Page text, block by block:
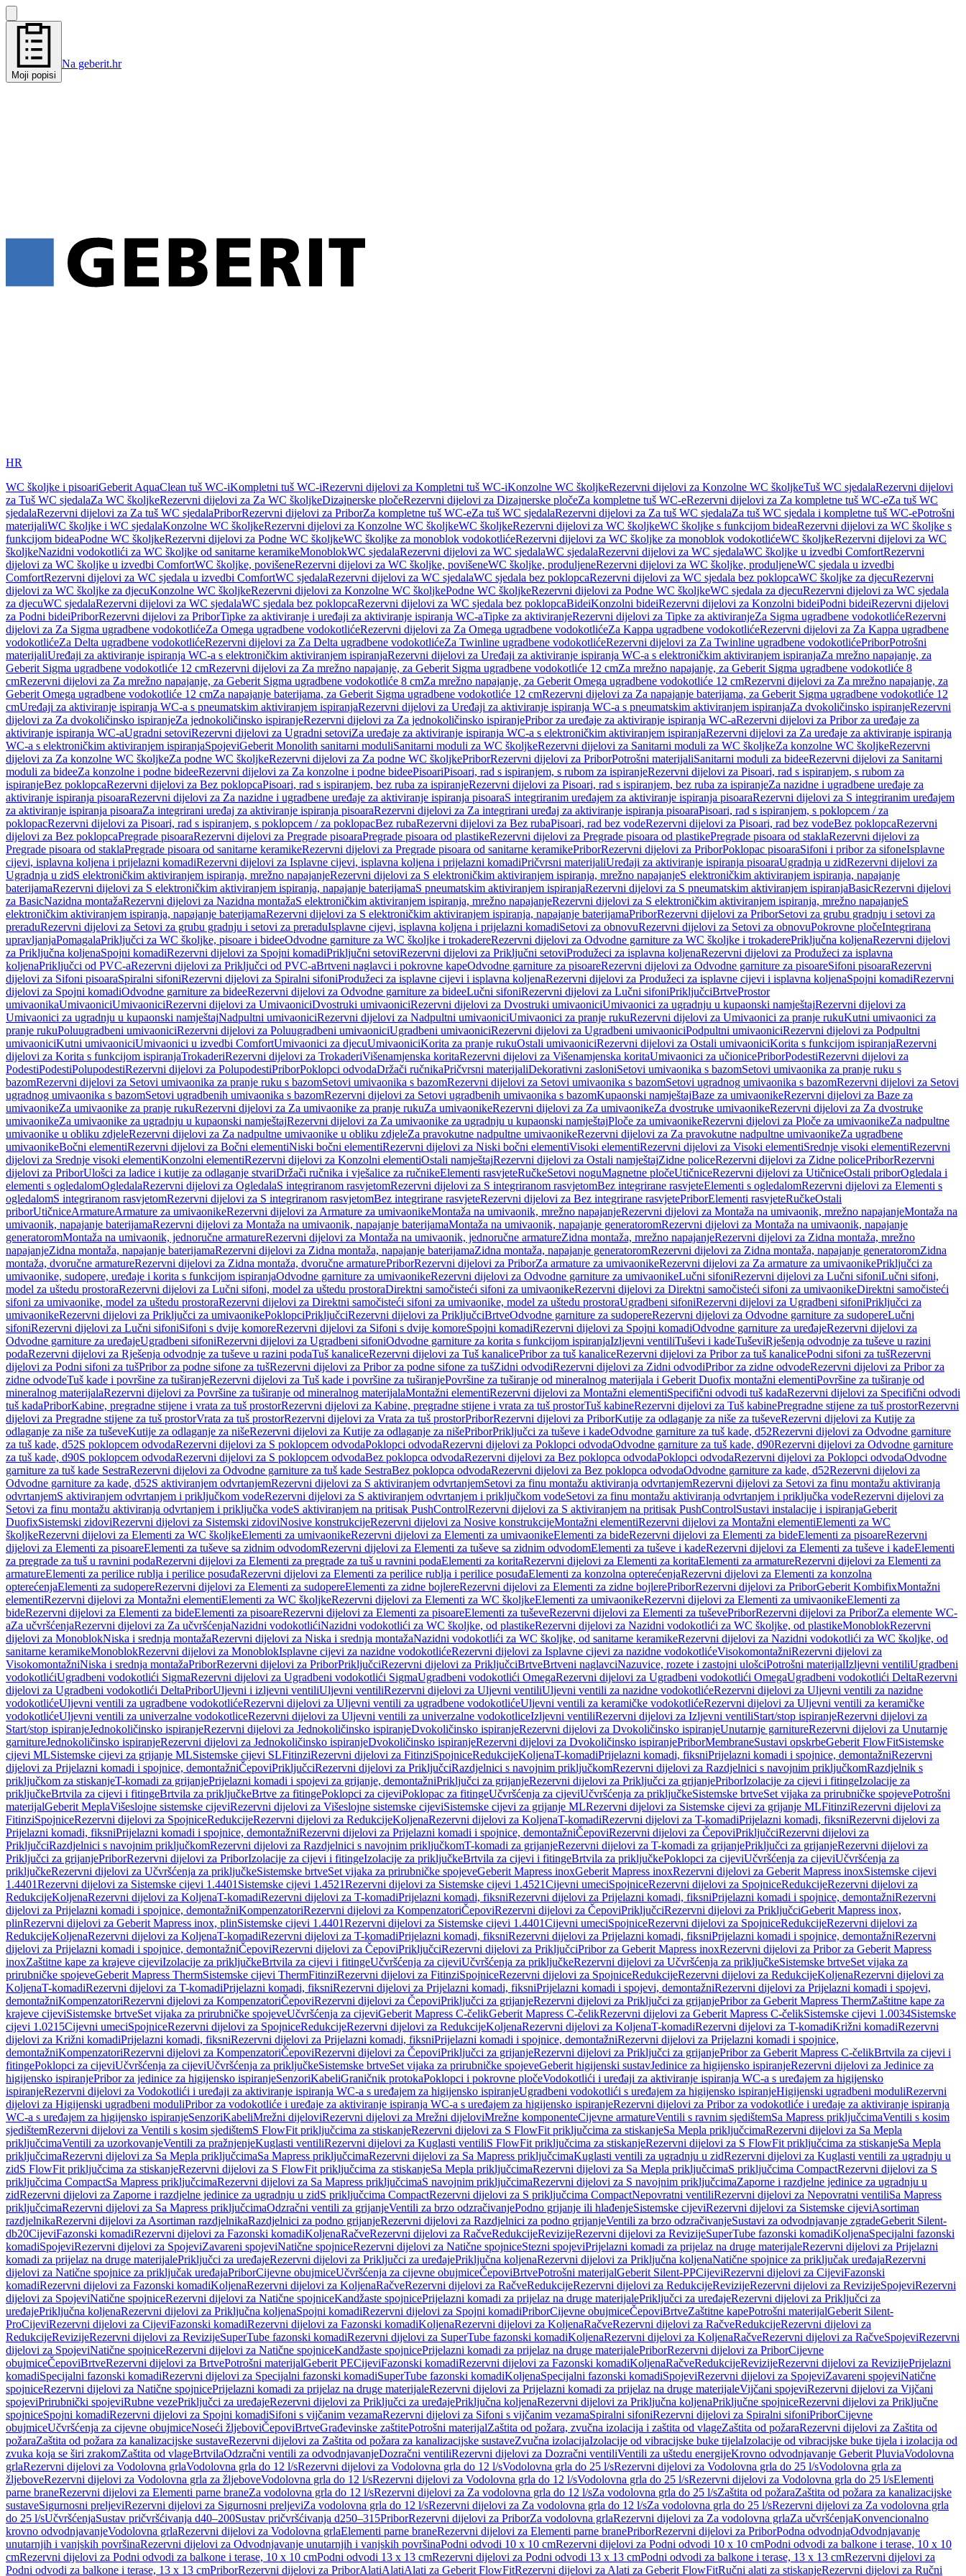
Moji popisi
Na geberit.hr
HR
WC školjke i pisoariGeberit AquaClean tuš WC-iKompletni tuš WC-iRezervni dijelovi za Kompletni tuš WC-iKonzolne WC školjkeRezervni dijelovi za Konzolne WC školjkeTuš WC sjedalaRezervni dijelovi
za Tuš WC sjedalaZa WC školjkeRezervni dijelovi za Za WC školjkeDizajnerske pločeRezervni dijelovi za Dizajnerske pločeZa kompletne tuš WC-eRezervni dijelovi za Za kompletne tuš WC-eZa tuš WC
sjedalaRezervni dijelovi za Za tuš WC sjedalaPriborRezervni dijelovi za PriborZa kompletne tuš WC-eZa tuš WC sjedalaRezervni dijelovi za Za tuš WC sjedalaZa tuš WC sjedala i kompletne tuš WC-ePotrošni
materijaliWC školjke i WC sjedalaKonzolne WC školjkeRezervni dijelovi za Konzolne WC školjkeWC školjkeRezervni dijelovi za WC školjkeWC školjke s funkcijom bideaRezervni dijelovi za WC školjke s
funkcijom bideaPodne WC školjkeRezervni dijelovi za Podne WC školjkeWC školjke za monoblok vodokotlićeRezervni dijelovi za WC školjke za monoblok vodokotlićeWC školjkeRezervni dijelovi za WC
školjkeNazidni vodokotlići za WC školjke od sanitarne keramikeMonoblokWC sjedalaRezervni dijelovi za WC sjedalaWC sjedalaRezervni dijelovi za WC sjedalaWC školjke u izvedbi ComfortRezervni
dijelovi za WC školjke u izvedbi ComfortWC školjke, povišeneRezervni dijelovi za WC školjke, povišeneWC školjke, produljeneRezervni dijelovi za WC školjke, produljeneWC sjedala u izvedbi
ComfortRezervni dijelovi za WC sjedala u izvedbi ComfortWC sjedalaRezervni dijelovi za WC sjedalaWC sjedala bez poklopcaRezervni dijelovi za WC sjedala bez poklopcaWC školjke za djecuRezervni
dijelovi za WC školjke za djecuKonzolne WC školjkeRezervni dijelovi za Konzolne WC školjkePodne WC školjkeRezervni dijelovi za Podne WC školjkeWC sjedala za djecuRezervni dijelovi za WC sjedala
za djecuWC sjedalaRezervni dijelovi za WC sjedalaWC sjedala bez poklopcaRezervni dijelovi za WC sjedala bez poklopcaBideiKonzolni bideiRezervni dijelovi za Konzolni bideiPodni bideiRezervni dijelovi
za Podni bideiPriborRezervni dijelovi za PriborTipke za aktiviranje i uređaji za aktiviranje ispiranja WC-aTipke za aktiviranjeRezervni dijelovi za Tipke za aktiviranjeZa Sigma ugradbene vodokotlićeRezervni
dijelovi za Za Sigma ugradbene vodokotlićeZa Omega ugradbene vodokotlićeRezervni dijelovi za Za Omega ugradbene vodokotlićeZa Kappa ugradbene vodokotlićeRezervni dijelovi za Za Kappa ugradbene
vodokotlićeZa Delta ugradbene vodokotlićeRezervni dijelovi za Za Delta ugradbene vodokotlićeZa Twinline ugradbene vodokotlićeRezervni dijelovi za Za Twinline ugradbene vodokotlićePriborPotrošni
materijaliUređaji za aktiviranje ispiranja WC-a s elektroničkim aktiviranjem ispiranjaRezervni dijelovi za Uređaji za aktiviranje ispiranja WC-a s elektroničkim aktiviranjem ispiranjaZa mrežno napajanje, za
Geberit Sigma ugradbene vodokotliće 12 cmRezervni dijelovi za Za mrežno napajanje, za Geberit Sigma ugradbene vodokotliće 12 cmZa mrežno napajanje, za Geberit Sigma ugradbene vodokotliće 8
cmRezervni dijelovi za Za mrežno napajanje, za Geberit Sigma ugradbene vodokotliće 8 cmZa mrežno napajanje, za Geberit Omega ugradbene vodokotliće 12 cmRezervni dijelovi za Za mrežno napajanje, za
Geberit Omega ugradbene vodokotliće 12 cmZa napajanje baterijama, za Geberit Sigma ugradbene vodokotliće 12 cmRezervni dijelovi za Za napajanje baterijama, za Geberit Sigma ugradbene vodokotliće 12
cmUređaji za aktiviranje ispiranja WC-a s pneumatskim aktiviranjem ispiranjaRezervni dijelovi za Uređaji za aktiviranje ispiranja WC-a s pneumatskim aktiviranjem ispiranjaZa dvokoličinsko ispiranjeRezervni
dijelovi za Za dvokoličinsko ispiranjeZa jednokoličinsko ispiranjeRezervni dijelovi za Za jednokoličinsko ispiranjePribor za uređaje za aktiviranje ispiranja WC-aRezervni dijelovi za Pribor za uređaje za
aktiviranje ispiranja WC-aUgradni setoviRezervni dijelovi za Ugradni setoviZa uređaje za aktiviranje ispiranja WC-a s elektroničkim aktiviranjem ispiranjaRezervni dijelovi za Za uređaje za aktiviranje ispiranja
WC-a s elektroničkim aktiviranjem ispiranjaSpojeviGeberit Monolith sanitarni moduliSanitarni moduli za WC školjkeRezervni dijelovi za Sanitarni moduli za WC školjkeZa konzolne WC školjkeRezervni
dijelovi za Za konzolne WC školjkeZa podne WC školjkeRezervni dijelovi za Za podne WC školjkePriborRezervni dijelovi za PriborPotrošni materijaliSanitarni moduli za bideeRezervni dijelovi za Sanitarni
moduli za bideeZa konzolne i podne bideeRezervni dijelovi za Za konzolne i podne bideePisoariPisoari, rad s ispiranjem, s rubom za ispiranjeRezervni dijelovi za Pisoari, rad s ispiranjem, s rubom za
ispiranjeBez poklopcaRezervni dijelovi za Bez poklopcaPisoari, rad s ispiranjem, bez ruba za ispiranjeRezervni dijelovi za Pisoari, rad s ispiranjem, bez ruba za ispiranjeZa nazidne i ugradbene uređaje za
aktiviranje ispiranja pisoaraRezervni dijelovi za Za nazidne i ugradbene uređaje za aktiviranje ispiranja pisoaraS integriranim uređajem za aktiviranje ispiranja pisoaraRezervni dijelovi za S integriranim uređajem
za aktiviranje ispiranja pisoaraZa integrirani uređaj za aktiviranje ispiranja pisoaraRezervni dijelovi za Za integrirani uređaj za aktiviranje ispiranja pisoaraPisoari, rad s ispiranjem, s poklopcem / za
poklopacRezervni dijelovi za Pisoari, rad s ispiranjem, s poklopcem / za poklopacBez rubaRezervni dijelovi za Bez rubaPisoari, rad bez vodeRezervni dijelovi za Pisoari, rad bez vodeBez poklopcaRezervni
dijelovi za Bez poklopcaPregrade pisoaraRezervni dijelovi za Pregrade pisoaraPregrade pisoara od plastikeRezervni dijelovi za Pregrade pisoara od plastikePregrade pisoara od staklaRezervni dijelovi za
Pregrade pisoara od staklaPregrade pisoara od sanitarne keramikeRezervni dijelovi za Pregrade pisoara od sanitarne keramikePriborRezervni dijelovi za PriborPoklopac pisoaraSifoni i pribor za sifoneIsplavne
cijevi, isplavna koljena i prijelazni komadiRezervni dijelovi za Isplavne cijevi, isplavna koljena i prijelazni komadiPričvrsni materijaliUređaji za aktiviranje ispiranja pisoaraUgradnja u zidRezervni dijelovi za
Ugradnja u zidS elektroničkim aktiviranjem ispiranja, mrežno napajanjeRezervni dijelovi za S elektroničkim aktiviranjem ispiranja, mrežno napajanjeS elektroničkim aktiviranjem ispiranja, napajanje
baterijamaRezervni dijelovi za S elektroničkim aktiviranjem ispiranja, napajanje baterijamaS pneumatskim aktiviranjem ispiranjaRezervni dijelovi za S pneumatskim aktiviranjem ispiranjaBasicRezervni dijelovi
za BasicNazidna montažaRezervni dijelovi za Nazidna montažaS elektroničkim aktiviranjem ispiranja, mrežno napajanjeRezervni dijelovi za S elektroničkim aktiviranjem ispiranja, mrežno napajanjeS
elektroničkim aktiviranjem ispiranja, napajanje baterijamaRezervni dijelovi za S elektroničkim aktiviranjem ispiranja, napajanje baterijamaPriborRezervni dijelovi za PriborSetovi za grubu gradnju i setovi za
preraduRezervni dijelovi za Setovi za grubu gradnju i setovi za preraduIsplavne cijevi, isplavna koljena i prijelazni komadiSetovi za obnovuRezervni dijelovi za Setovi za obnovuPokrovne pločeIntegrirana
upravljanjaPomagalaPriključci za WC školjke, pisoare i bideeOdvodne garniture za WC školjke i trokadereRezervni dijelovi za Odvodne garniture za WC školjke i trokaderePriključna koljenaRezervni dijelovi
za Priključna koljenaSpojni komadiRezervni dijelovi za Spojni komadiPriključni setoviRezervni dijelovi za Priključni setoviProdužeci za isplavna koljenaRezervni dijelovi za Produžeci za isplavna
koljenaPriključci od PVC-aRezervni dijelovi za Priključci od PVC-aBrtveni naglavci i pokrovne kapeOdvodne garniture za pisoareRezervni dijelovi za Odvodne garniture za pisoareSifoni pisoaraRezervni
dijelovi za Sifoni pisoaraSpiralni sifoniRezervni dijelovi za Spiralni sifoniProdužeci za isplavne cijevi i isplavna koljenaRezervni dijelovi za Produžeci za isplavne cijevi i isplavna koljenaSpojni komadiRezervni
dijelovi za Spojni komadiOdvodne garniture za bideeRezervni dijelovi za Odvodne garniture za bideeLučni sifoniRezervni dijelovi za Lučni sifoniPriključciBrtveProstor
umivaonikaUmivaoniciUmivaoniciRezervni dijelovi za UmivaoniciDvostruki umivaoniciRezervni dijelovi za Dvostruki umivaoniciUmivaonici za ugradnju u kupaonski namještajRezervni dijelovi za
Umivaonici za ugradnju u kupaonski namještajNadpultni umivaoniciRezervni dijelovi za Nadpultni umivaoniciUmivaonici za pranje rukuRezervni dijelovi za Umivaonici za pranje rukuKutni umivaonici za
pranje rukuPoluugradbeni umivaoniciRezervni dijelovi za Poluugradbeni umivaoniciUgradbeni umivaoniciRezervni dijelovi za Ugradbeni umivaoniciPodpultni umivaoniciRezervni dijelovi za Podpultni
umivaoniciKutni umivaoniciUmivaonici u izvedbi ComfortUmivaonici za djecuUmivaoniciKorita za pranje rukuOstali umivaoniciRezervni dijelovi za Ostali umivaoniciKorita s funkcijom ispiranjaRezervni
dijelovi za Korita s funkcijom ispiranjaTrokaderiRezervni dijelovi za TrokaderiVišenamjenska koritaRezervni dijelovi za Višenamjenska koritaUmivaonici za učionicePriborPodestiRezervni dijelovi za
PodestiPodestiPolupodestiRezervni dijelovi za PolupodestiPriborPoklopci odvodaDržači ručnikaPričvrsni materijaliDekorativni zasloniSetovi umivaonika s bazomSetovi umivaonika za pranje ruku s
bazomRezervni dijelovi za Setovi umivaonika za pranje ruku s bazomSetovi umivaonika s bazomRezervni dijelovi za Setovi umivaonika s bazomSetovi ugradnog umivaonika s bazomRezervni dijelovi za Setovi
ugradnog umivaonika s bazomSetovi ugradbenih umivaonika s bazomRezervni dijelovi za Setovi ugradbenih umivaonika s bazomKupaonski namještajBaze za umivaonikeRezervni dijelovi za Baze za
umivaonikeZa umivaonike za pranje rukuRezervni dijelovi za Za umivaonike za pranje rukuZa umivaonikeRezervni dijelovi za Za umivaonikeZa dvostruke umivaonikeRezervni dijelovi za Za dvostruke
umivaonikeZa umivaonike za ugradnju u kupaonski namještajRezervni dijelovi za Za umivaonike za ugradnju u kupaonski namještajPloče za umivaonikeRezervni dijelovi za Ploče za umivaonikeZa nadpultne
umivaonike u obliku zdjeleRezervni dijelovi za Za nadpultne umivaonike u obliku zdjeleZa pravokutne nadpultne umivaonikeRezervni dijelovi za Za pravokutne nadpultne umivaonikeZa ugradbene
umivaonikeBočni elementiRezervni dijelovi za Bočni elementiNiski bočni elementiRezervni dijelovi za Niski bočni elementiVisoki elementiRezervni dijelovi za Visoki elementiSrednje visoki elementiRezervni
dijelovi za Srednje visoki elementiKonzolni elementiRezervni dijelovi za Konzolni elementiOstali namještajRezervni dijelovi za Ostali namještajZidne policeRezervni dijelovi za Zidne policePriborRezervni
dijelovi za PriborUlošci za ladice i kutije za odlaganje stvariDržači ručnika i vješalice za ručnikeElementi rasvjeteRučkeSetovi noguMagnetne pločeUtičniceRezervni dijelovi za UtičniceOstali priborOgledala i
elementi s ogledalomOgledalaRezervni dijelovi za OgledalaS integriranom rasvjetomRezervni dijelovi za S integriranom rasvjetomBez integrirane rasvjeteElementi s ogledalomRezervni dijelovi za Elementi s
ogledalomS integriranom rasvjetomRezervni dijelovi za S integriranom rasvjetomBez integrirane rasvjeteRezervni dijelovi za Bez integrirane rasvjetePriborElementi rasvjeteRučkeOstali
priborUtičniceArmatureArmature za umivaonikeRezervni dijelovi za Armature za umivaonikeMontaža na umivaonik, mrežno napajanjeRezervni dijelovi za Montaža na umivaonik, mrežno napajanjeMontaža na
umivaonik, napajanje baterijamaRezervni dijelovi za Montaža na umivaonik, napajanje baterijamaMontaža na umivaonik, napajanje generatoromRezervni dijelovi za Montaža na umivaonik, napajanje
generatoromMontaža na umivaonik, jednoručne armatureRezervni dijelovi za Montaža na umivaonik, jednoručne armatureZidna montaža, mrežno napajanjeRezervni dijelovi za Zidna montaža, mrežno
napajanjeZidna montaža, napajanje baterijamaRezervni dijelovi za Zidna montaža, napajanje baterijamaZidna montaža, napajanje generatoromRezervni dijelovi za Zidna montaža, napajanje generatoromZidna
montaža, dvoručne armatureRezervni dijelovi za Zidna montaža, dvoručne armaturePriborRezervni dijelovi za PriborZa armature za umivaonikeRezervni dijelovi za Za armature za umivaonikePriključci za
umivaonike, sudopere, uređaje i korita s funkcijom ispiranjaOdvodne garniture za umivaonikeRezervni dijelovi za Odvodne garniture za umivaonikeLučni sifoniRezervni dijelovi za Lučni sifoniLučni sifoni,
model za uštedu prostoraRezervni dijelovi za Lučni sifoni, model za uštedu prostoraDirektni samočisteći sifoni za umivaonikeRezervni dijelovi za Direktni samočisteći sifoni za umivaonikeDirektni samočisteći
sifoni za umivaonike, model za uštedu prostoraRezervni dijelovi za Direktni samočisteći sifoni za umivaonike, model za uštedu prostoraUgradbeni sifoniRezervni dijelovi za Ugradbeni sifoniPriključci za
umivaonikeRezervni dijelovi za Priključci za umivaonikePoklopciPriključciRezervni dijelovi za PriključciBrtveOdvodne garniture za sudopereRezervni dijelovi za Odvodne garniture za sudopereLučni
sifoniRezervni dijelovi za Lučni sifoniSifoni s dvije komoreRezervni dijelovi za Sifoni s dvije komoreSpojni komadiRezervni dijelovi za Spojni komadiOdvodne garniture za uređajeRezervni dijelovi za
Odvodne garniture za uređajeUgradbeni sifoniRezervni dijelovi za Ugradbeni sifoniOdvodne garniture za korita s funkcijom ispiranjaIzljevni ventiliTuševi i kadeTuševiRješenja odvodnje za tuševe u razini
podaRezervni dijelovi za Rješenja odvodnje za tuševe u razini podaTuš kanaliceRezervni dijelovi za Tuš kanalicePribor za tuš kanaliceRezervni dijelovi za Pribor za tuš kanalicePodni sifoni za tušRezervni
dijelovi za Podni sifoni za tušPribor za podne sifone za tušRezervni dijelovi za Pribor za podne sifone za tušZidni odvodiRezervni dijelovi za Zidni odvodiPribor za zidne odvodeRezervni dijelovi za Pribor za
zidne odvodeTuš kade i površine za tuširanjeRezervni dijelovi za Tuš kade i površine za tuširanjePovršine za tuširanje od mineralnog materijala i Geberit Duofix montažni elementiPovršine za tuširanje od
mineralnog materijalaRezervni dijelovi za Površine za tuširanje od mineralnog materijalaMontažni elementiRezervni dijelovi za Montažni elementiSpecifični odvodi tuš kadaRezervni dijelovi za Specifični odvodi
tuš kadaPriborKabine, pregradne stijene i vrata za tuš prostorRezervni dijelovi za Kabine, pregradne stijene i vrata za tuš prostorTuš kabineRezervni dijelovi za Tuš kabinePregradne stijene za tuš prostorRezervni
dijelovi za Pregradne stijene za tuš prostorVrata za tuš prostorRezervni dijelovi za Vrata za tuš prostorPriborRezervni dijelovi za PriborKutije za odlaganje za niše za tuševeRezervni dijelovi za Kutije za
odlaganje za niše za tuševeKutije za odlaganje za nišeRezervni dijelovi za Kutije za odlaganje za nišePriborPriključci za tuševe i kadeOdvodne garniture za tuš kade, d52Rezervni dijelovi za Odvodne garniture
za tuš kade, d52S poklopcem odvodaRezervni dijelovi za S poklopcem odvodaPoklopci odvodaRezervni dijelovi za Poklopci odvodaOdvodne garniture za tuš kade, d90Rezervni dijelovi za Odvodne garniture
za tuš kade, d90S poklopcem odvodaRezervni dijelovi za S poklopcem odvodaBez poklopca odvodaRezervni dijelovi za Bez poklopca odvodaPoklopci odvodaRezervni dijelovi za Poklopci odvodaOdvodne
garniture za tuš kade SestraRezervni dijelovi za Odvodne garniture za tuš kade SestraBez poklopca odvodaRezervni dijelovi za Bez poklopca odvodaOdvodne garniture za kade, d52Rezervni dijelovi za
Odvodne garniture za kade, d52S aktiviranjem odvrtanjemRezervni dijelovi za S aktiviranjem odvrtanjemSetovi za finu montažu aktiviranja odvrtanjemRezervni dijelovi za Setovi za finu montažu aktiviranja
odvrtanjemS aktiviranjem odvrtanjem i priključkom vodeRezervni dijelovi za S aktiviranjem odvrtanjem i priključkom vodeSetovi za finu montažu aktiviranja odvrtanjem i priključka vodeRezervni dijelovi za
Setovi za finu montažu aktiviranja odvrtanjem i priključka vodeS aktiviranjem na pritisak PushControlRezervni dijelovi za S aktiviranjem na pritisak PushControlSustavi instalacije i ispiranjaGeberit
DuofixSistemski zidoviRezervni dijelovi za Sistemski zidoviNosive konstrukcijeRezervni dijelovi za Nosive konstrukcijeMontažni elementiRezervni dijelovi za Montažni elementiElementi za WC
školjkeRezervni dijelovi za Elementi za WC školjkeElementi za umivaonikeRezervni dijelovi za Elementi za umivaonikeElementi za bideRezervni dijelovi za Elementi za bideElementi za pisoareRezervni
dijelovi za Elementi za pisoareElementi za tuševe sa zidnim odvodomRezervni dijelovi za Elementi za tuševe sa zidnim odvodomElementi za tuševe i kadeRezervni dijelovi za Elementi za tuševe i kadeElementi
za pregrade za tuš u ravnini podaRezervni dijelovi za Elementi za pregrade za tuš u ravnini podaElementi za koritaRezervni dijelovi za Elementi za koritaElementi za armatureRezervni dijelovi za Elementi za
armatureElementi za perilice rublja i perilice posuđaRezervni dijelovi za Elementi za perilice rublja i perilice posuđaElementi za konzolna opterećenjaRezervni dijelovi za Elementi za konzolna
opterećenjaElementi za sudopereRezervni dijelovi za Elementi za sudopereElementi za zidne bojlereRezervni dijelovi za Elementi za zidne bojlerePriborRezervni dijelovi za PriborGeberit KombifixMontažni
elementiRezervni dijelovi za Montažni elementiElementi za WC školjkeRezervni dijelovi za Elementi za WC školjkeElementi za umivaonikeRezervni dijelovi za Elementi za umivaonikeElementi za
bideRezervni dijelovi za Elementi za bideElementi za pisoareRezervni dijelovi za Elementi za pisoareElementi za tuševeRezervni dijelovi za Elementi za tuševePriborRezervni dijelovi za PriborZa elemente WC-
aZa učvršćenjaRezervni dijelovi za Za učvršćenjaNazidni vodokotlićiNazidni vodokotlići za WC školjke, od plastikeRezervni dijelovi za Nazidni vodokotlići za WC školjke, od plastikeMonoblokRezervni
dijelovi za MonoblokNiska i srednja montažaRezervni dijelovi za Niska i srednja montažaNazidni vodokotlići za WC školjke, od sanitarne keramikeRezervni dijelovi za Nazidni vodokotlići za WC školjke, od
sanitarne keramikeMonoblokRezervni dijelovi za MonoblokIsplavne cijevi za nazidne vodokotlićeRezervni dijelovi za Isplavne cijevi za nazidne vodokotlićeVisokomontažniRezervni dijelovi za
VisokomontažniNiska i srednja montažaPriborRezervni dijelovi za PriborPriključciRezervni dijelovi za PriključciBrtveBrtveni naglavciNazuvice, rozete i zastojni ulošciPotrošni materijalIzljevni ventiliUgradbeni
vodokotlićiUgradbeni vodokotlići SigmaRezervni dijelovi za Ugradbeni vodokotlići SigmaUgradbeni vodokotlići OmegaRezervni dijelovi za Ugradbeni vodokotlići OmegaUgradbeni vodokotlići DeltaRezervni
dijelovi za Ugradbeni vodokotlići DeltaPriborUljevni i izljevni ventiliUljevni ventiliRezervni dijelovi za Uljevni ventiliUljevni ventili za nazidne vodokotlićeRezervni dijelovi za Uljevni ventili za nazidne
vodokotlićeUljevni ventili za ugradbene vodokotlićeRezervni dijelovi za Uljevni ventili za ugradbene vodokotlićeUljevni ventili za keramičke vodokotlićeRezervni dijelovi za Uljevni ventili za keramičke
vodokotlićeUljevni ventili za univerzalne vodokotliceRezervni dijelovi za Uljevni ventili za univerzalne vodokotliceIzljevni ventiliRezervni dijelovi za Izljevni ventiliStart/stop ispiranjeRezervni dijelovi za
Start/stop ispiranjeJednokoličinsko ispiranjeRezervni dijelovi za Jednokoličinsko ispiranjeDvokoličinsko ispiranjeRezervni dijelovi za Dvokoličinsko ispiranjeUnutarnje garnitureRezervni dijelovi za Unutarnje
garnitureJednokoličinsko ispiranjeRezervni dijelovi za Jednokoličinsko ispiranjeDvokoličinsko ispiranjeRezervni dijelovi za Dvokoličinsko ispiranjePriborMembraneSustavi opskrbeGeberit FlowFitSistemske
cijevi MLSistemske cijevi za grijanje MLSistemske cijevi SLFitinziRezervni dijelovi za FitinziSpojniceRedukcijeKoljenaT-komadiPrijelazni komadi, fiksniPrijelazni komadi i spojnice, demontažniRezervni
dijelovi za Prijelazni komadi i spojnice, demontažniČepoviPriključciRezervni dijelovi za PriključciRazdjelnici s navojnim priključkomRezervni dijelovi za Razdjelnici s navojnim priključkomRazdjelnik s
priključkom za stiskanjeT-komadi za grijanjePrijelazni komadi i spojevi za grijanje, demontažniPriključci za grijanjeRezervni dijelovi za Priključci za grijanjePriborIzolacije za cijevi i fitingeIzolacije za
priključkeBrtvila za cijevi i fitingeBrtvila za priključkeBrtve za fitingePoklopci za cijeviPoklopac za fitingeUčvršćenja za cijeviUčvršćenja za priključkeSistemske brtveSet vijaka za prirubničke spojevePotrošni
materijalGeberit MeplaVišeslojne sistemske cijeviRezervni dijelovi za Višeslojne sistemske cijeviSistemske cijevi za grijanje MLRezervni dijelovi za Sistemske cijevi za grijanje MLFitinziRezervni dijelovi za
FitinziSpojniceRezervni dijelovi za SpojniceRedukcijeRezervni dijelovi za RedukcijeKoljenaRezervni dijelovi za KoljenaT-komadiRezervni dijelovi za T-komadiPrijelazni komadi, fiksniRezervni dijelovi za
Prijelazni komadi, fiksniPrijelazni komadi i spojnice, demontažniRezervni dijelovi za Prijelazni komadi i spojnice, demontažniČepoviRezervni dijelovi za ČepoviPriključciRezervni dijelovi za
PriključciRazdjelnici s navojnim priključkomRezervni dijelovi za Razdjelnici s navojnim priključkomT-komadi za grijanjeRezervni dijelovi za T-komadi za grijanjePriključci za grijanjeRezervni dijelovi za
Priključci za grijanjePriborRezervni dijelovi za PriborIzolacije za cijevi i fitingeIzolacije za priključkeBrtvila za cijevi i fitingeBrtvila za priključkePoklopci za cijeviUčvršćenja za cijeviUčvršćenja za
priključkeRezervni dijelovi za Učvršćenja za priključkeSistemske brtveSet vijaka za prirubničke spojeveGeberit Mapress inoxGeberit Mapress inoxRezervni dijelovi za Geberit Mapress inoxSistemske cijevi
1.4401Rezervni dijelovi za Sistemske cijevi 1.4401 Sistemske cijevi 1.4521Rezervni dijelovi za Sistemske cijevi 1.4521Cijevni umeciSpojniceRezervni dijelovi za SpojniceRedukcijeRezervni dijelovi za
RedukcijeKoljenaRezervni dijelovi za KoljenaT-komadiRezervni dijelovi za T-komadiPrijelazni komadi, fiksniRezervni dijelovi za Prijelazni komadi, fiksniPrijelazni komadi i spojnice, demontažniRezervni
dijelovi za Prijelazni komadi i spojnice, demontažniKompenzatoriRezervni dijelovi za KompenzatoriČepoviRezervni dijelovi za ČepoviPriključciRezervni dijelovi za PriključciGeberit Mapress inox,
plinRezervni dijelovi za Geberit Mapress inox, plinSistemske cijevi 1.4401Rezervni dijelovi za Sistemske cijevi 1.4401Cijevni umeciSpojniceRezervni dijelovi za SpojniceRedukcijeRezervni dijelovi za
RedukcijeKoljenaRezervni dijelovi za KoljenaT-komadiRezervni dijelovi za T-komadiPrijelazni komadi, fiksniRezervni dijelovi za Prijelazni komadi, fiksniPrijelazni komadi i spojnice, demontažniRezervni
dijelovi za Prijelazni komadi i spojnice, demontažniČepoviRezervni dijelovi za ČepoviPriključciRezervni dijelovi za PriključciPribor za Geberit Mapress inoxRezervni dijelovi za Pribor za Geberit Mapress
inoxZaštitne kape za krajeve cijeviIzolacije za priključkeBrtvila za cijevi i fitingeUčvršćenja za cijeviUčvršćenja za priključkeRezervni dijelovi za Učvršćenja za priključkeSistemske brtveSet vijaka za
prirubničke spojeveGeberit Mapress ThermSistemske cijevi ThermFitinziRezervni dijelovi za FitinziSpojniceRezervni dijelovi za SpojniceRedukcijeRezervni dijelovi za RedukcijeKoljenaRezervni dijelovi za
KoljenaT-komadiRezervni dijelovi za T-komadiPrijelazni komadi, fiksniRezervni dijelovi za Prijelazni komadi, fiksniPrijelazni komadi i spojevi, demontažniRezervni dijelovi za Prijelazni komadi i spojevi,
demontažniKompenzatoriRezervni dijelovi za KompenzatoriČepoviRezervni dijelovi za ČepoviPriključci za grijanjeRezervni dijelovi za Priključci za grijanjePribor za Geberit Mapress ThermZaštitne kape za
krajeve cijeviSistemske brtveSet vijaka za prirubničke spojeveUčvršćenja za cijeviGeberit Mapress C-čelikGeberit Mapress C-čelikRezervni dijelovi za Geberit Mapress C-čelikSistemske cijevi 1.0034Sistemske
cijevi 1.0215Cijevni umeciSpojniceRezervni dijelovi za SpojniceRedukcijeRezervni dijelovi za RedukcijeKoljenaRezervni dijelovi za KoljenaT-komadiRezervni dijelovi za T-komadiKrižni komadiRezervni
dijelovi za Križni komadiPrijelazni komadi, fiksniRezervni dijelovi za Prijelazni komadi, fiksniPrijelazni komadi i spojnice, demontažniRezervni dijelovi za Prijelazni komadi i spojnice,
demontažniKompenzatoriRezervni dijelovi za KompenzatoriČepoviRezervni dijelovi za ČepoviPriključci za grijanjeRezervni dijelovi za Priključci za grijanjePribor za Geberit Mapress C-čelikBrtvila za cijevi i
fitingePoklopci za cijeviUčvršćenja za cijeviUčvršćenja za priključkeSistemske brtveSet vijaka za prirubničke spojeveGeberit higijenski sustavJedinice za higijensko ispiranjeRezervni dijelovi za Jedinice za
higijensko ispiranjePribor za jedinice za higijensko ispiranjeSenzoriKabeliGraničnik protokaPoklopci i pokrovne pločeVodokotlići i uređaji za aktiviranje ispiranja WC-a s uređajem za higijensko
ispiranjeRezervni dijelovi za Vodokotlići i uređaji za aktiviranje ispiranja WC-a s uređajem za higijensko ispiranjeUgradbeni vodokotlići s uređajem za higijensko ispiranjeHigijenski ugradbeni moduliRezervni
dijelovi za Higijenski ugradbeni moduliPribor za vodokotliće i uređaje za aktiviranje ispiranja WC-a s uređajem za higijensko ispiranjeRezervni dijelovi za Pribor za vodokotliće i uređaje za aktiviranje ispiranja
WC-a s uređajem za higijensko ispiranjeSenzoriKabeliMrežni dijeloviRezervni dijelovi za Mrežni dijeloviMrežne komponenteCijevne armatureVentili s ravnim sjedištemSa Mapress priključcimaVentili s kosim
sjedištemRezervni dijelovi za Ventili s kosim sjedištemS FlowFit priključcima za stiskanjeRezervni dijelovi za S FlowFit priključcima za stiskanjeSa Mepla priključcimaRezervni dijelovi za Sa Mepla
priključcimaVentili za uzorkovanjeVentili za pražnjenjeKuglasti ventiliRezervni dijelovi za Kuglasti ventiliS FlowFit priključcima za stiskanjeRezervni dijelovi za S FlowFit priključcima za stiskanjeSa Mepla
priključcimaRezervni dijelovi za Sa Mepla priključcimaSa Mapress priključcimaRezervni dijelovi za Sa Mapress priključcimaKuglasti ventili za ugradnju u zidRezervni dijelovi za Kuglasti ventili za ugradnju u
zidS FlowFit priključcima za stiskanjeRezervni dijelovi za S FlowFit priključcima za stiskanjeSa Mepla priključcimaRezervni dijelovi za Sa Mepla priključcimaS priključcima CompactRezervni dijelovi za S
priključcima CompactSa Mapress priključcimaRezervni dijelovi za Sa Mapress priključcimaS navojnim priključcimaRezervni dijelovi za S navojnim priključcimaZaporne i razdjelne jedinice za ugradnju u
zidRezervni dijelovi za Zaporne i razdjelne jedinice za ugradnju u zidS priključcima CompactRezervni dijelovi za S priključcima CompactNepovratni ventiliRezervni dijelovi za Nepovratni ventiliSa Mapress
priključcimaRezervni dijelovi za Sa Mapress priključcimaOdzračni ventili za grijanjeVentili za brzo odzračivanjePodno grijanje ili hlađenjeSistemske cijeviRezervni dijelovi za Sistemske cijeviAsortiman
razdjelnikaRezervni dijelovi za Asortiman razdjelnikaRazdjelnici za podno grijanjeRezervni dijelovi za Razdjelnici za podno grijanjeVentili za brzo odzračivanjeSustavi za odvodnjavanje zgradeGeberit Silent-
db20CijeviFazonski komadiRezervni dijelovi za Fazonski komadiKoljenaRačveRezervni dijelovi za RačveRedukcijeRevizijeRezervni dijelovi za RevizijeSuperTube fazonski komadiKoljenaSpecijalni fazonski
komadiSpojeviRezervni dijelovi za SpojeviZavareni spojeviNatične spojniceRezervni dijelovi za Natične spojniceStezni spojeviPrijelazni komadi za prijelaz na druge materijaleRezervni dijelovi za Prijelazni
komadi za prijelaz na druge materijalePriključci za uređajeRezervni dijelovi za Priključci za uređajePriključna koljenaRezervni dijelovi za Priključna koljenaNatične spojnice za priključak uređajaRezervni
dijelovi za Natične spojnice za priključak uređajaPriborCijevne obujmiceUčvršćenja za cijevne obujmiceČepoviBrtvePotrošni materijalGeberit Silent-PPCijeviRezervni dijelovi za CijeviFazonski
komadiRezervni dijelovi za Fazonski komadiKoljenaRezervni dijelovi za KoljenaRačveRezervni dijelovi za RačveRedukcijeRezervni dijelovi za RedukcijeRevizijeRezervni dijelovi za RevizijeSpojeviRezervni
dijelovi za SpojeviNatične spojniceRezervni dijelovi za Natične spojniceKandžaste spojnicePrijelazni komadi za prijelaz na druge materijalePriključci za uređajeRezervni dijelovi za Priključci za
uređajePriključna koljenaRezervni dijelovi za Priključna koljenaSpojni komadiRezervni dijelovi za Spojni komadiPriborCijevne obujmiceČepoviBrtveZaštitne kapePotrošni materijalGeberit Silent-
ProCijeviRezervni dijelovi za CijeviFazonski komadiRezervni dijelovi za Fazonski komadiKoljenaRezervni dijelovi za KoljenaRačveRezervni dijelovi za RačveRedukcijeRezervni dijelovi za
RedukcijeRevizijeRezervni dijelovi za RevizijeSuperTube fazonski komadiRezervni dijelovi za SuperTube fazonski komadiKoljenaRezervni dijelovi za KoljenaRačveRezervni dijelovi za RačveSpojeviRezervni
dijelovi za SpojeviNatične spojniceRezervni dijelovi za Natične spojniceKandžaste spojnicePrijelazni komadi za prijelaz na druge materijalePriborRezervni dijelovi za PriborCijevne
obujmiceČepoviBrtveRezervni dijelovi za BrtvePotrošni materijalGeberit PECijeviFazonski komadiRezervni dijelovi za Fazonski komadiKoljenaRačveRedukcijeRevizijeRezervni dijelovi za RevizijePrijelazni
komadiSpecijalni fazonski komadiRezervni dijelovi za Specijalni fazonski komadiSuperTube fazonski komadiKoljenaSpecijalni fazonski komadiSpojeviRezervni dijelovi za SpojeviZavareni spojeviNatične
spojniceRezervni dijelovi za Natične spojnicePrijelazni komadi za prijelaz na druge materijaleRezervni dijelovi za Prijelazni komadi za prijelaz na druge materijaleVijčani spojeviRezervni dijelovi za Vijčani
spojeviPrirubnički spojeviRubne vezePriključci za uređajeRezervni dijelovi za Priključci za uređajePriključna koljenaRezervni dijelovi za Priključna koljenaPriključne spojniceRezervni dijelovi za Priključne
spojniceSpojni komadiRezervni dijelovi za Spojni komadiSifoni s vijčanim vezamaRezervni dijelovi za Sifoni s vijčanim vezamaSpiralni sifoniRezervni dijelovi za Spiralni sifoniPriborCijevne
obujmiceUčvršćenja za cijevne obujmiceNoseći žljeboviČepoviBrtveGrađevinske zaštitePotrošni materijalZaštita od požara, zvučna izolacija i zaštita od vlageZaštita od požaraRezervni dijelovi za Zaštita od
požaraZaštita od požara za kanalizacijske sustaveRezervni dijelovi za Zaštita od požara za kanalizacijske sustaveZvučna izolacijaIzolacije od vibracijske buke tijelaIzolacije od vibracijske buke tijela i izolacija od
zvuka koja se širi zrakomZaštita od vlageBrtvilaOdzračni ventili za odvodnjavanjeDozračni ventiliRezervni dijelovi za Dozračni ventiliVentili za uštedu energijeKrovno odvodnjavanje Geberit PluviaVodolovna
grlaRezervni dijelovi za Vodolovna grlaVodolovna grla do 12 l/sRezervni dijelovi za Vodolovna grla do 12 l/sVodolovna grla do 25 l/sRezervni dijelovi za Vodolovna grla do 25 l/sVodolovna grla za
žljeboveRezervni dijelovi za Vodolovna grla za žljeboveVodolovna grla do 12 l/sRezervni dijelovi za Vodolovna grla do 12 l/sVodolovna grla do 25 l/sRezervni dijelovi za Vodolovna grla do 25 l/sElementi
parne braneRezervni dijelovi za Elementi parne braneZa vodolovna grla do 12 l/sRezervni dijelovi za Za vodolovna grla do 12 l/sZa vodolovna grla do 25 l/sZaštita od požaraZaštita od požara za kanalizacijske
sustaveSigurnosni preljeviRezervni dijelovi za Sigurnosni preljeviZa vodolovna grla do 12 l/sRezervni dijelovi za Za vodolovna grla do 12 l/sZa vodolovna grla do 25 l/sRezervni dijelovi za Za vodolovna grla
do 25 l/sUčvršćenjaSustav pričvršćivanja d40–200Sustav pričvršćivanja d250–315PriborRezervni dijelovi za PriborZa vodolovna grlaRezervni dijelovi za Za vodolovna grlaZa učvršćenjaKonvencionalno
krovno odvodnjavanjeVodolovna grlaRezervni dijelovi za Vodolovna grlaElementi parne braneRezervni dijelovi za Elementi parne branePriborRezervni dijelovi za PriborPodna odvodnjaOdvodnjavanje
unutarnjih i vanjskih površinaRezervni dijelovi za Odvodnjavanje unutarnjih i vanjskih površinaPodni odvodi 10 x 10 cmRezervni dijelovi za Podni odvodi 10 x 10 cmPodni odvodi za balkone i terase, 10 x 10
cmRezervni dijelovi za Podni odvodi za balkone i terase, 10 x 10 cmPodni odvodi 13 x 13 cmRezervni dijelovi za Podni odvodi 13 x 13 cmPodni odvodi za balkone i terase, 13 x 13 cmRezervni dijelovi za
Podni odvodi za balkone i terase, 13 x 13 cmPriborRezervni dijelovi za PriborAlatiAlatiAlati za Geberit FlowFitRezervni dijelovi za Alati za Geberit FlowFitRučni alati za stiskanjeRezervni dijelovi za Ručni